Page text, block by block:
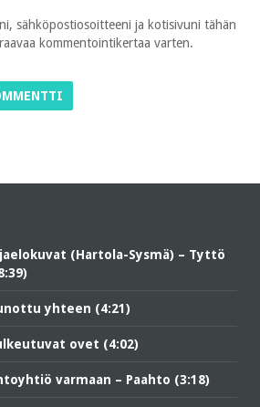
sähköpostiosoitteeni ja kotisivuni tähän
kommentointikertaa varten.
(Hartola-Sysmä) – Tyttö
yhteen (4:21)
ovet (4:02)
varmaan – Paahto (3:18)